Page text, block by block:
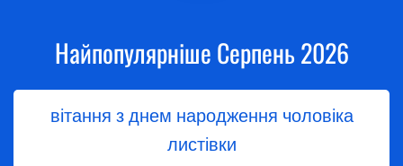
Найпопулярніше Серпень 2026
вітання з днем народження чоловіка
листівки